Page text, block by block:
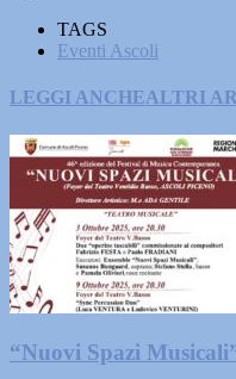
TAGS
Eventi Ascoli
LEGGI ANCHEALTRI
“Nuovi Spazi